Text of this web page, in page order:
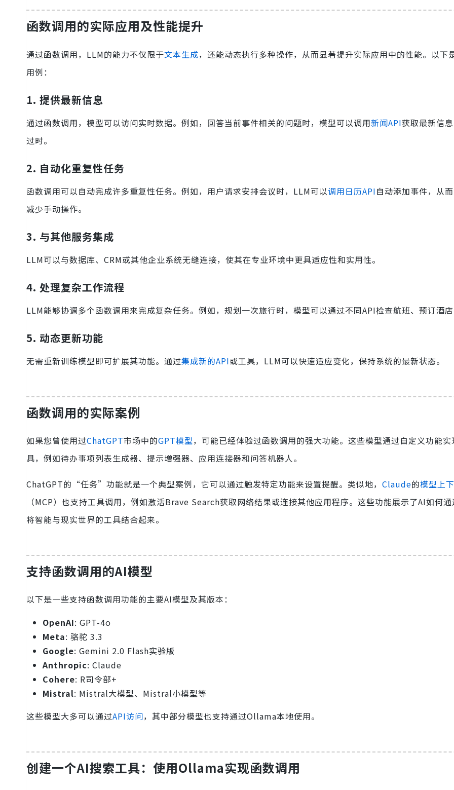
函数调用的实际应用及性能提升
通过函数调用，LLM的能力不仅限于文本生成，还能动态执行多种操作，从而显著提升实际应用中的性能。以下
用例：
1. 提供最新信息
通过函数调用，模型可以访问实时数据。例如，回答当前事件相关的问题时，模型可以调用新闻API获取最新信
过时。
2. 自动化重复性任务
函数调用可以自动完成许多重复性任务。例如，用户请求安排会议时，LLM可以调用日历API自动添加事件，从
减少手动操作。
3. 与其他服务集成
LLM可以与数据库、CRM或其他企业系统无缝连接，使其在专业环境中更具适应性和实用性。
4. 处理复杂工作流程
LLM能够协调多个函数调用来完成复杂任务。例如，规划一次旅行时，模型可以通过不同API检查航班、预订酒店
5. 动态更新功能
无需重新训练模型即可扩展其功能。通过集成新的API或工具，LLM可以快速适应变化，保持系统的最新状态。
函数调用的实际案例
如果您曾使用过ChatGPT市场中的GPT模型，可能已经体验过函数调用的强大功能。这些模型通过自定义功能实
具，例如待办事项列表生成器、提示增强器、应用连接器和问答机器人。
ChatGPT的“任务”功能就是一个典型案例，它可以通过触发特定功能来设置提醒。类似地， Claude的模型上
（MCP）也支持工具调用，例如激活Brave Search获取网络结果或连接其他应用程序。这些功能展示了AI如何
将智能与现实世界的工具结合起来。
支持函数调用的AI模型
以下是一些支持函数调用功能的主要AI模型及其版本：
OpenAI: GPT-4o
Meta: 骆驼 3.3
Google: Gemini 2.0 Flash实验版
Anthropic: Claude
Cohere: R司令部+
Mistral: Mistral大模型、Mistral小模型等
这些模型大多可以通过API访问，其中部分模型也支持通过Ollama本地使用。
创建一个AI搜索工具：使用Ollama实现函数调用